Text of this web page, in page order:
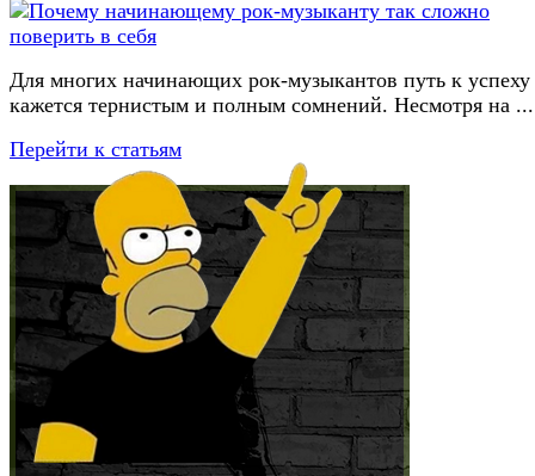
Для многих начинающих рок-музыкантов путь к успеху
кажется тернистым и полным сомнений. Несмотря на ...
Перейти к статьям